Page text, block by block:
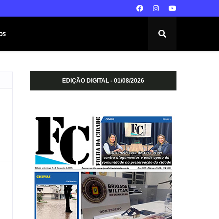
EDIÇÃO DIGITAL - 01/08/2026